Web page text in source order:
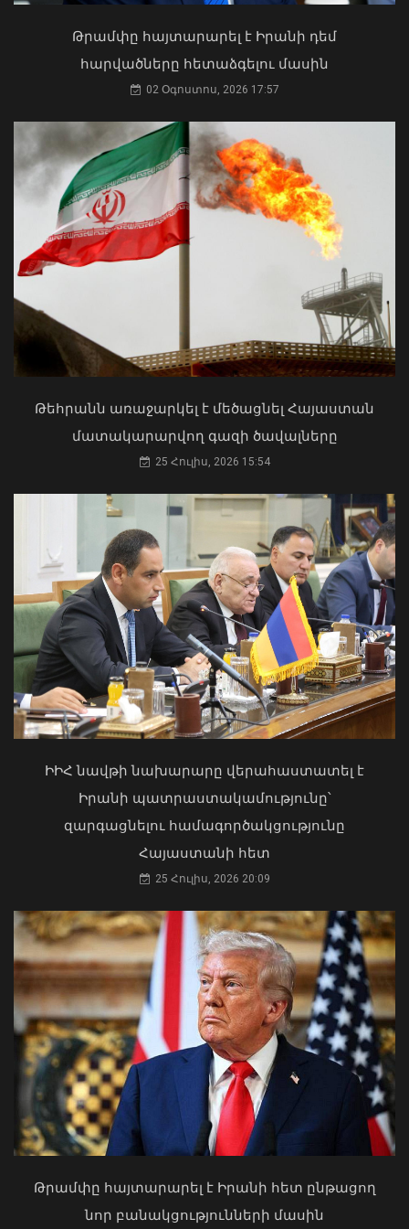
Գեղարքունիքի մարզում բախվել են
«Jeep»-ն ու «Ford»-ը. կա 4 վիրավոր
05 Օգոստոս, 2026 22:23
Բուլղարիայի ԱԳՆ-ն շնորհավորել է
Արարատ Միրզոյանին
05 Օգոստոս, 2026 22:13
քննարկել են ԹՐԻՓՓ նախագիծը և
դրա իրականացման կարևորությունը
Սոցցանցերում սուպերմարկետներից
մեկի անունից քաղաքացիներին
ՀՀ երկաթուղին ազգային
ռազմավարական սեփականություն է
և պետք է կառավարվի ՀՀ
Բաբաջանյան
31 Հուլիս, 2026 12:08
Երևանի Կենտրոնում պետության
սեփականության իրավունքն է
տարածքի և հողամասի նկատմամբ
31 Հուլիս, 2026 15:26
Մկրտության արարողությունից հետո
Արտաշատում 14 մարդ թունավորման
ախտանիշներով դիմել է ԲԿ. ՀՎԿԱԿ
02 Օգոստոս, 2026 15:06
Թրամփը հայտարարել է Իրանի դեմ
հարվածները հետաձգելու մասին
02 Օգոստոս, 2026 17:57
Թեհրանն առաջարկել է մեծացնել Հայաստան
մատակարարվող գազի ծավալները
25 Հուլիս, 2026 15:54
ԻԻՀ նավթի նախարարը վերահաստատել է
Իրանի պատրաստակամությունը՝
զարգացնելու համագործակցությունը
Հայաստանի հետ
25 Հուլիս, 2026 20:09
Թրամփը հայտարարել է Իրանի հետ ընթացող
նոր բանակցությունների մասին